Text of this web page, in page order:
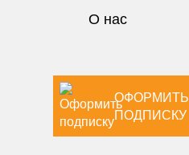
О нас
ОФОРМИТЬ
ПОДПИСКУ